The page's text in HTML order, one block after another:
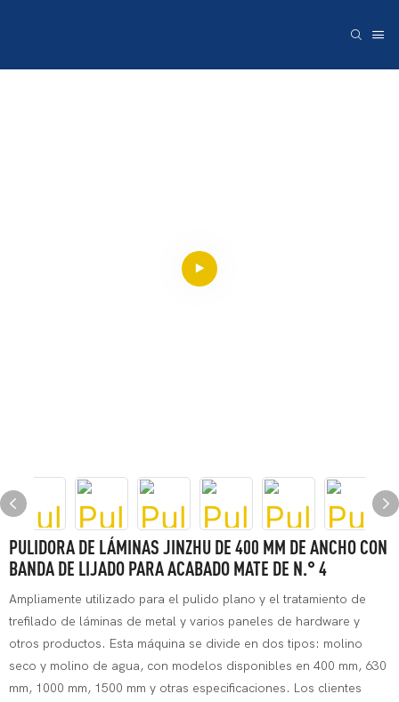
PULIDORA DE LÁMINAS JINZHU DE 400 MM DE ANCHO CON
BANDA DE LIJADO PARA ACABADO MATE DE N.° 4
Ampliamente utilizado para el pulido plano y el tratamiento de
trefilado de láminas de metal y varios paneles de hardware y
otros productos. Esta máquina se divide en dos tipos: molino
seco y molino de agua, con modelos disponibles en 400 mm, 630
mm, 1000 mm, 1500 mm y otras especificaciones. Los clientes